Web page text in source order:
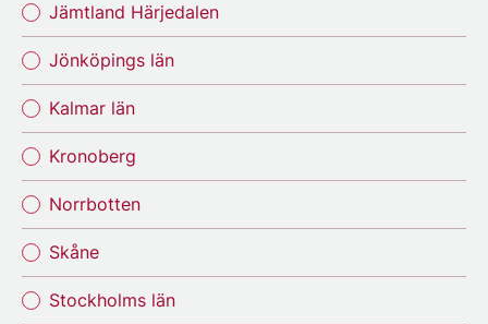
Jämtland Härjedalen
Jönköpings län
Kalmar län
Kronoberg
Norrbotten
Skåne
Stockholms län